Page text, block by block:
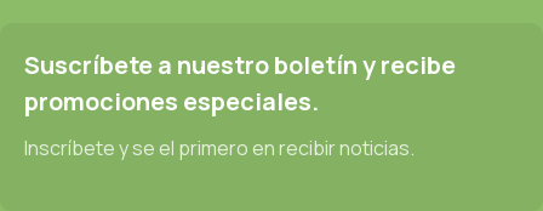
Suscríbete a nuestro boletín y recibe
promociones especiales.
Inscríbete y se el primero en recibir noticias.